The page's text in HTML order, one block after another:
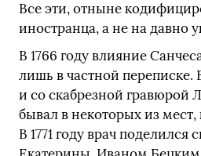
Все эти, отныне
иностранца, а не на давно
В 1766 году влияние
лишь в частной переписке.
и со скабрезной гравюрой
бывал в некоторых из
В 1771 году врач